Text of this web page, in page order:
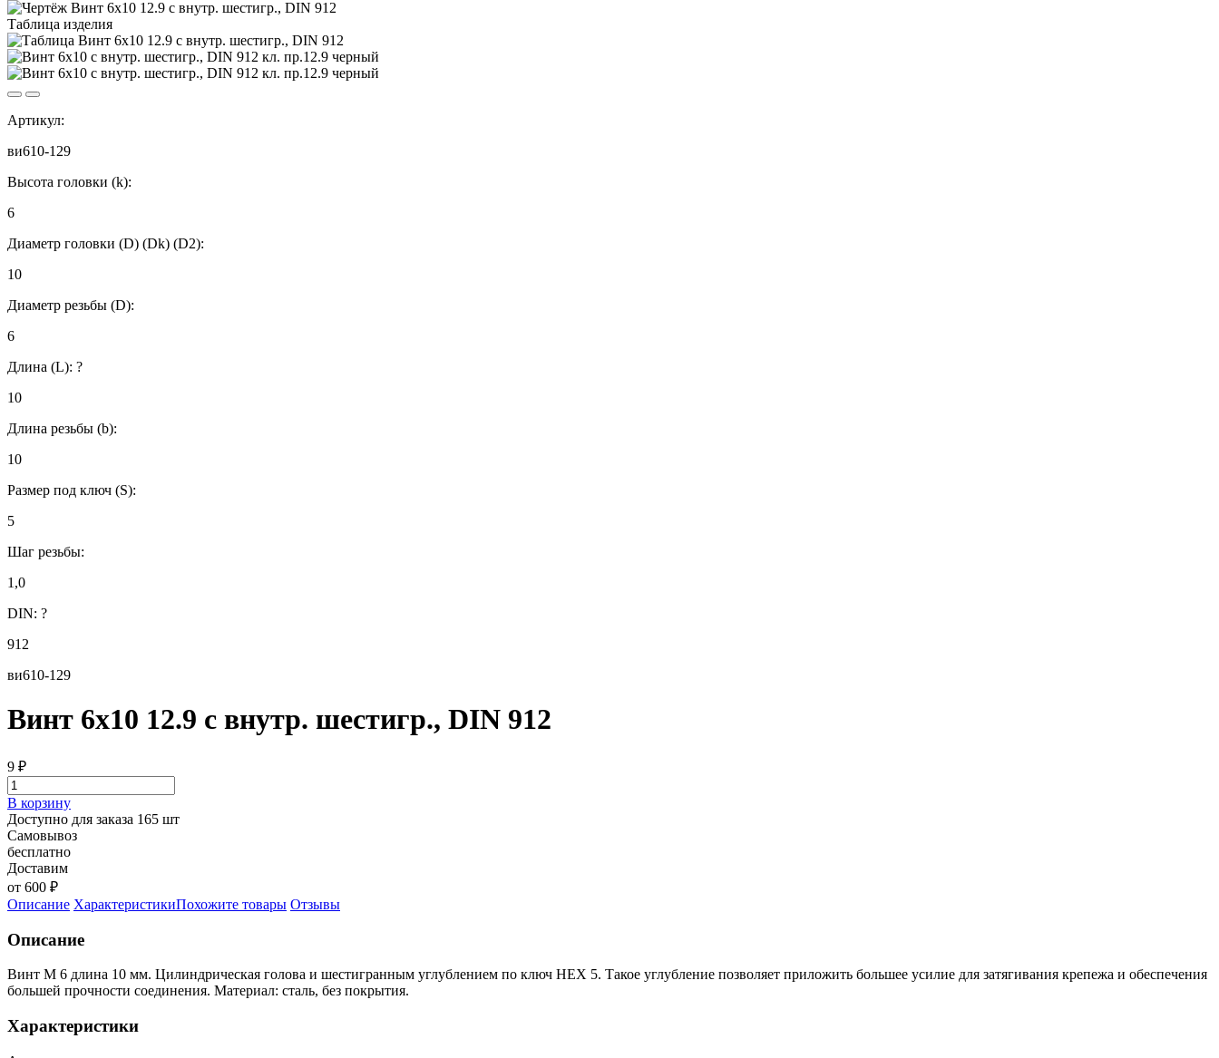
Таблица изделия
Артикул:
ви610-129
Высота головки (k):
6
Диаметр головки (D) (Dk) (D2):
10
Диаметр резьбы (D):
6
Длина (L): ?
10
Длина резьбы (b):
10
Размер под ключ (S):
5
Шаг резьбы:
1,0
DIN: ?
912
ви610-129
Винт 6х10 12.9 с внутр. шестигр., DIN 912
9 ₽
В корзину
Доступно для заказа 165 шт
Самовывоз
бесплатно
Доставим
от 600 ₽
Описание ХарактеристикиПохожите товары Отзывы
Описание
Винт М 6 длина 10 мм. Цилиндрическая голова и шестигранным углублением по ключ HEX 5. Такое углубление позволяет приложить большее усилие для затягивания крепежа и обеспечения
большей прочности соединения. Материал: сталь, без покрытия.
Характеристики